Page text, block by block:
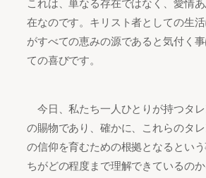
これは、単なる存在ではなく、愛情
在なのです。キリスト者としての生
がすべての恵みの源であると気付く
ての喜びです。
今日、私たち一人ひとりが持つタ
の賜物であり、確かに、これらのタ
の信仰を育むための根拠となるとい
ちがどの程度まで理解できているの